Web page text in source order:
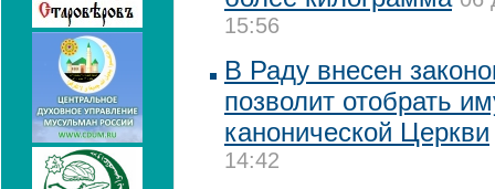
15:56
В Раду внесен
позволит отобрать
канонической Церкви
14:42